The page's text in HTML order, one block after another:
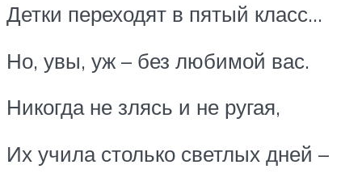
Детки переходят в пятый класс…
Но, увы, уж – без любимой вас.
Никогда не злясь и не ругая,
Их учила столько светлых дней –